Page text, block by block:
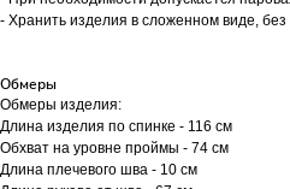
- Хранить изделия в сложенном виде, без
Обмеры
Обмеры изделия:
Длина изделия по спинке - 116 см
Обхват на уровне проймы - 74 см
Длина плечевого шва - 10 см